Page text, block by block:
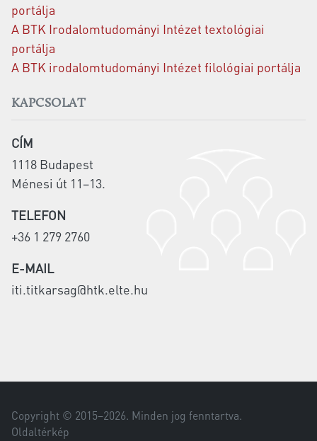
portálja
A BTK Irodalomtudományi Intézet textológiai
portálja
A BTK irodalomtudományi Intézet filológiai portálja
KAPCSOLAT
CÍM
1118 Budapest
Ménesi út 11–13.
TELEFON
+36 1 279 2760
E-MAIL
iti.titkarsag@htk.elte.hu
Copyright © 2015–2026. Minden jog fenntartva.
Oldaltérkép